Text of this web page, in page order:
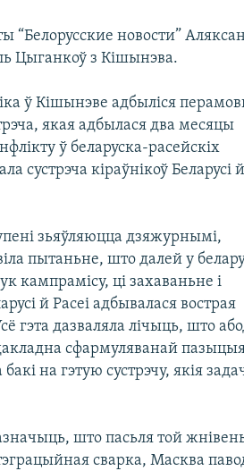
“Белорусские новости”
Цыганкоў з Кішынэва.
ў Кішынэве адбыліся
якая адбылася два месяцы
ў беларуска-расейскіх
сустрэча кіраўнікоў Беларусі й
зьяўляюцца дзяжурнымі,
пытаньне, што далей у
кампрамісу, ці захаваньне і
й Расеі адбывалася вострая
гэта дазваляла лічыць, што
сфармуляванай
бакі на гэтую сустрэчу, якія
што пасьля той
сварка, Масква